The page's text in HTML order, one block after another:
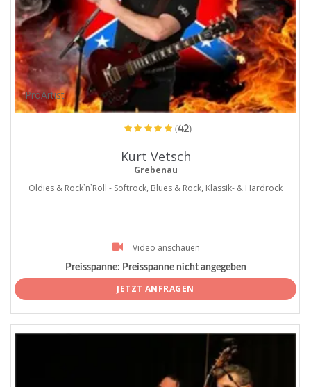
ProArtist
(42)
Kurt Vetsch
Grebenau
Oldies & Rock`n`Roll - Softrock, Blues & Rock, Klassik- & Hardrock
Video anschauen
Preisspanne: Preisspanne nicht angegeben
JETZT ANFRAGEN